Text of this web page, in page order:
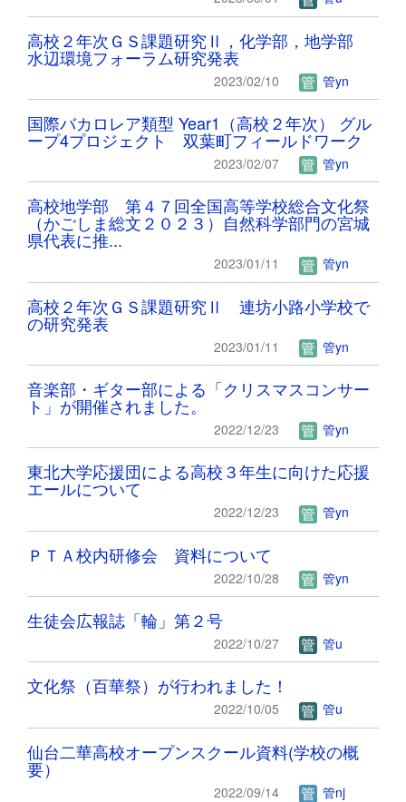
高校２年次ＧＳ課題研究Ⅱ，化学部，地学部
水辺環境フォーラム研究発表
2023/02/10 管yn
国際バカロレア類型 Year1（高校２年次） グル
ープ4プロジェクト 双葉町フィールドワーク
2023/02/07 管yn
高校地学部 第４７回全国高等学校総合文化祭
（かごしま総文２０２３）自然科学部門の宮城
県代表に推...
2023/01/11 管yn
高校２年次ＧＳ課題研究Ⅱ 連坊小路小学校で
の研究発表
2023/01/11 管yn
音楽部・ギター部による「クリスマスコンサー
ト」が開催されました。
2022/12/23 管yn
東北大学応援団による高校３年生に向けた応援
エールについて
2022/12/23 管yn
ＰＴＡ校内研修会 資料について
2022/10/28 管yn
生徒会広報誌「輪」第２号
2022/10/27 管u
文化祭（百華祭）が行われました！
2022/10/05 管u
仙台二華高校オープンスクール資料(学校の概
要）
2022/09/14 管nj